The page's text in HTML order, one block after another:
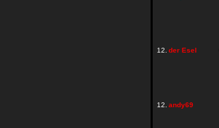
12. der Esel
12. andy69